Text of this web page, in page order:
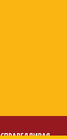
СПРАВЕДЛИВАЯ